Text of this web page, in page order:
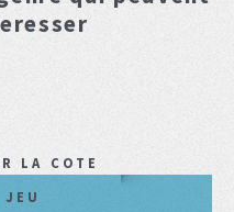
LA COTE